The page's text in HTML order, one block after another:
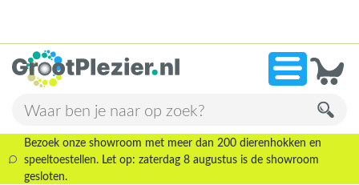
»13.946 beoordelingen!
Bezoek onze showroom met meer dan 200 dierenhokken en
speeltoestellen. Let op: zaterdag 8 augustus is de showroom
gesloten.